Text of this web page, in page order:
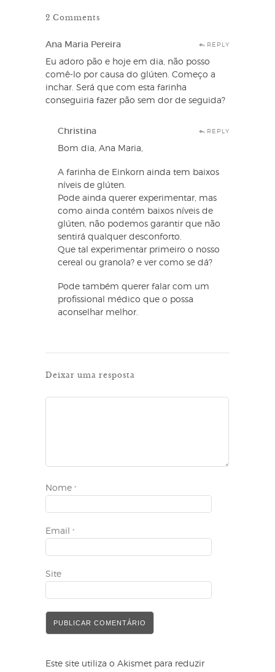
2 Comments
Ana Maria Pereira REPLY
Eu adoro pão e hoje em dia, não posso
comê-lo por causa do glúten. Começo a
inchar. Será que com esta farinha
conseguiria fazer pão sem dor de seguida?
Christina REPLY
Bom dia, Ana Maria,
A farinha de Einkorn ainda tem baixos
níveis de glúten.
Pode ainda querer experimentar, mas
como ainda contém baixos níveis de
glúten, não podemos garantir que não
sentirá qualquer desconforto.
Que tal experimentar primeiro o nosso
cereal ou granola? e ver como se dá?
Pode também querer falar com um
profissional médico que o possa
aconselhar melhor.
Deixar uma resposta
Nome *
Email *
Site
Este site utiliza o Akismet para reduzir